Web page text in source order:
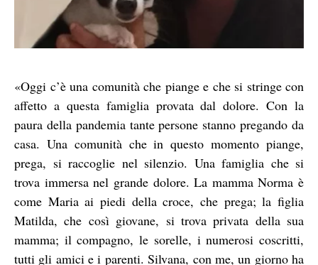
«Oggi c’è una comunità che piange e che si stringe con
affetto a questa famiglia provata dal dolore. Con la
paura della pandemia tante persone stanno pregando da
casa. Una comunità che in questo momento piange,
prega, si raccoglie nel silenzio. Una famiglia che si
trova immersa nel grande dolore. La mamma Norma è
come Maria ai piedi della croce, che prega; la figlia
Matilda, che così giovane, si trova privata della sua
mamma; il compagno, le sorelle, i numerosi coscritti,
tutti gli amici e i parenti. Silvana, con me, un giorno ha